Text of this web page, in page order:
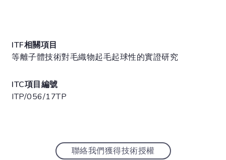
ITF相關項目
等離子體技術對毛織物起毛起球性的實證研究
ITC項目編號
ITP/056/17TP
聯絡我們獲得技術授權